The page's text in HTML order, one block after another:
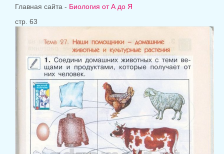
Главная сайта - Биология от А до Я
стр. 63